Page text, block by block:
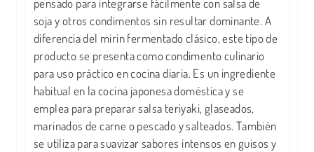
pensado para integrarse fácilmente con salsa de
soja y otros condimentos sin resultar dominante. A
diferencia del mirin fermentado clásico, este tipo de
producto se presenta como condimento culinario
para uso práctico en cocina diaria. Es un ingrediente
habitual en la cocina japonesa doméstica y se
emplea para preparar salsa teriyaki, glaseados,
marinados de carne o pescado y salteados. También
se utiliza para suavizar sabores intensos en guisos y